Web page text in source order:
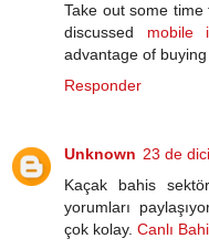
Take out some
discussed mobile
advantage of
Responder
Unknown 23 de
Kaçak bahis
yorumları
çok kolay. Canlı